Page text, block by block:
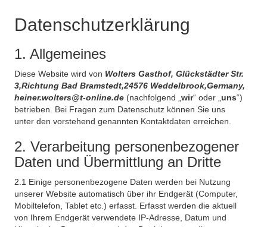
Datenschutzerklärung
1. Allgemeines
Diese Website wird von Wolters Gasthof, Glückstädter Str.
3,Richtung Bad Bramstedt,24576 Weddelbrook,Germany,
heiner.wolters@t-online.de (nachfolgend „ wir“ oder „ uns“)
betrieben. Bei Fragen zum Datenschutz können Sie uns
unter den vorstehend genannten Kontaktdaten erreichen.
2. Verarbeitung personenbezogener
Daten und Übermittlung an Dritte
2.1 Einige personenbezogene Daten werden bei Nutzung
unserer Website automatisch über ihr Endgerät (Computer,
Mobiltelefon, Tablet etc.) erfasst. Erfasst werden die aktuell
von Ihrem Endgerät verwendete IP-Adresse, Datum und